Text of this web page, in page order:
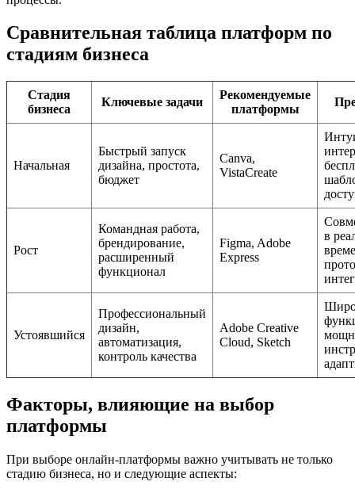
Сравнительная таблица платформ по
стадиям бизнеса
Стадия
бизнеса
Ключевые задачи
Рекомендуемые
платформы
Начальная
Быстрый запуск
дизайна, простота,
бюджет
Canva,
VistaCreate
Рост
Командная работа,
брендирование,
расширенный
функционал
Figma, Adobe
Express
в
Устоявшийся
Профессиональный
дизайн,
автоматизация,
контроль качества
Adobe Creative
Cloud, Sketch
Факторы, влияющие на выбор
платформы
При выборе онлайн-платформы важно учитывать не только
стадию бизнеса, но и следующие аспекты: